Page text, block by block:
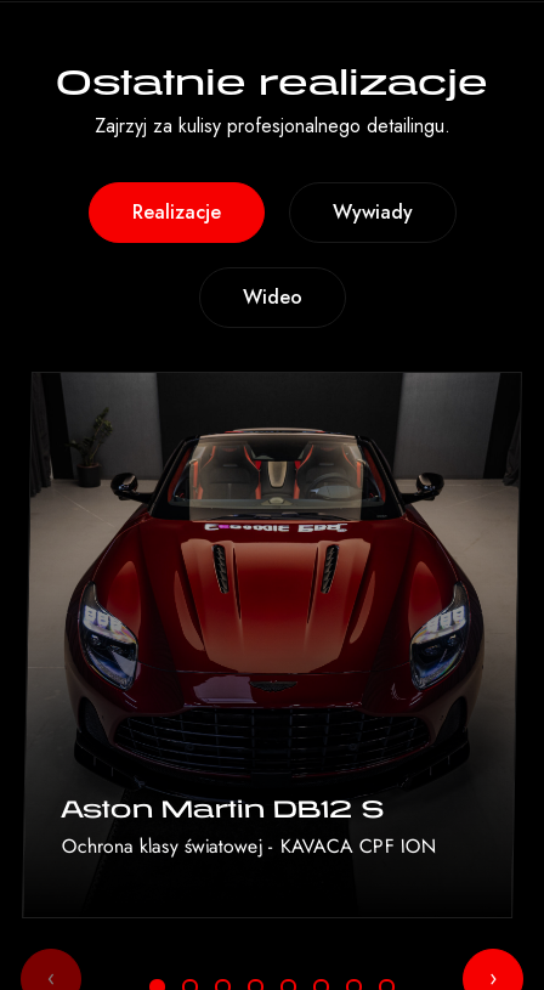
Ostatnie realizacje
Zajrzyj za kulisy profesjonalnego detailingu.
Realizacje Wywiady
Wideo
Aston Martin DB12 S
Ochrona klasy światowej - KAVACA CPF ION
‹ ›